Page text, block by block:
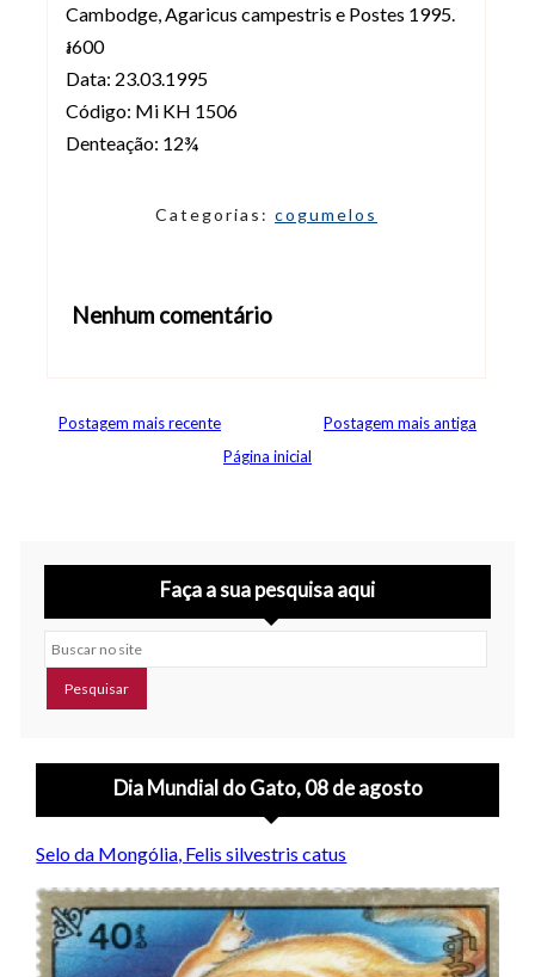
Cambodge, Agaricus campestris e Postes 1995.
៛600
Data: 23.03.1995
Código: Mi KH 1506
Denteação: 12¾
Categorias: cogumelos
Nenhum comentário
Postagem mais recente
Postagem mais antiga
Página inicial
Faça a sua pesquisa aqui
Buscar no site
Dia Mundial do Gato, 08 de agosto
Selo da Mongólia, Felis silvestris catus